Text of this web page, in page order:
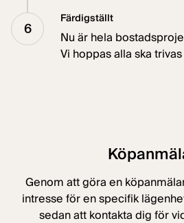
6
Färdigställt
Nu är hela
Vi hoppas alla ska
Genom att göra en
intresse för en specifik
sedan att kontakta dig för